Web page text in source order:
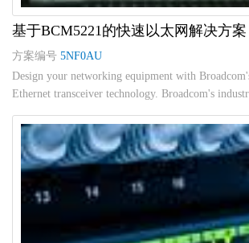
基于BCM5221的快速以太网解决方案
方案编号 5NF0AU
Design your networking equipment with
Ethernet transceiver technology. Broadcom's